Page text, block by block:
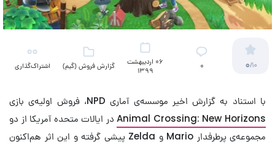
0/10 ۰
06 اردیبهشت
1399
گزارش فروش (گیم) اشتراک‌گذاری
با استناد به گزارش اخیر موسسه‌ی آماری NPD، فروش اولیه‌ی بازی
Animal Crossing: New Horizonsدر ایالات متحده‌ آمریکا از دو
مجموعه‌ی پرطرفدار Mario و Zelda پیشی گرفته و این اثر هم‌اکنون